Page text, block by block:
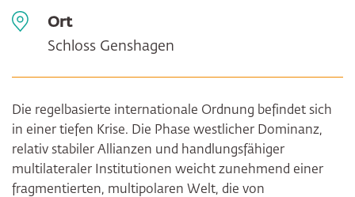
Ort
Schloss Genshagen
Die regelbasierte internationale Ordnung befindet sich
in einer tiefen Krise. Die Phase westlicher Dominanz,
relativ stabiler Allianzen und handlungsfähiger
multilateraler Institutionen weicht zunehmend einer
fragmentierten, multipolaren Welt, die von